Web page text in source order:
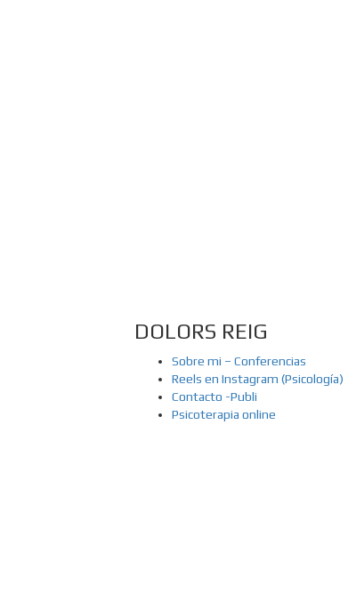
DOLORS REIG
Sobre mi – Conferencias
Reels en Instagram (Psicología)
Contacto -Publi
Psicoterapia online